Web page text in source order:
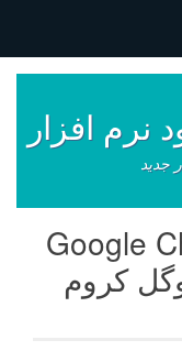
نرم افزار
جدید
Google